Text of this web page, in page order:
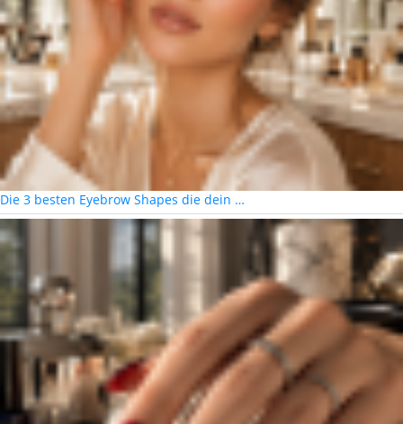
Die 3 besten Eyebrow Shapes die dein …